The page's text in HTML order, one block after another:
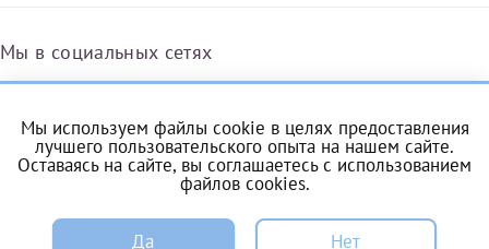
Мы в социальных сетях
Вконтакте ОдноклассникиЯндекс.Дзен Telegram Max
Комендантский проспект, 53/1A
Мы используем файлы cookie в целях предоставления
лучшего пользовательского опыта на нашем сайте.
Оставаясь на сайте, вы соглашаетесь с использованием
файлов cookies.
Да Нет
ЗАПИСЬ